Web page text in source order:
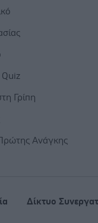
Quiz
Γρίπη
Ανάγκης
Δίκτυο